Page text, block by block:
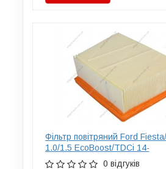
Фільтр повітряний Ford
1.0/1.5 EcoBoost/TDCi 14-
0 відгуків